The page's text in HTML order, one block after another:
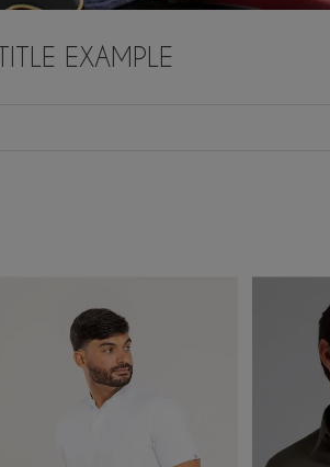
EXAMPLE